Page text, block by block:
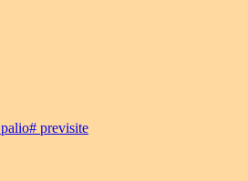
palio# previsite